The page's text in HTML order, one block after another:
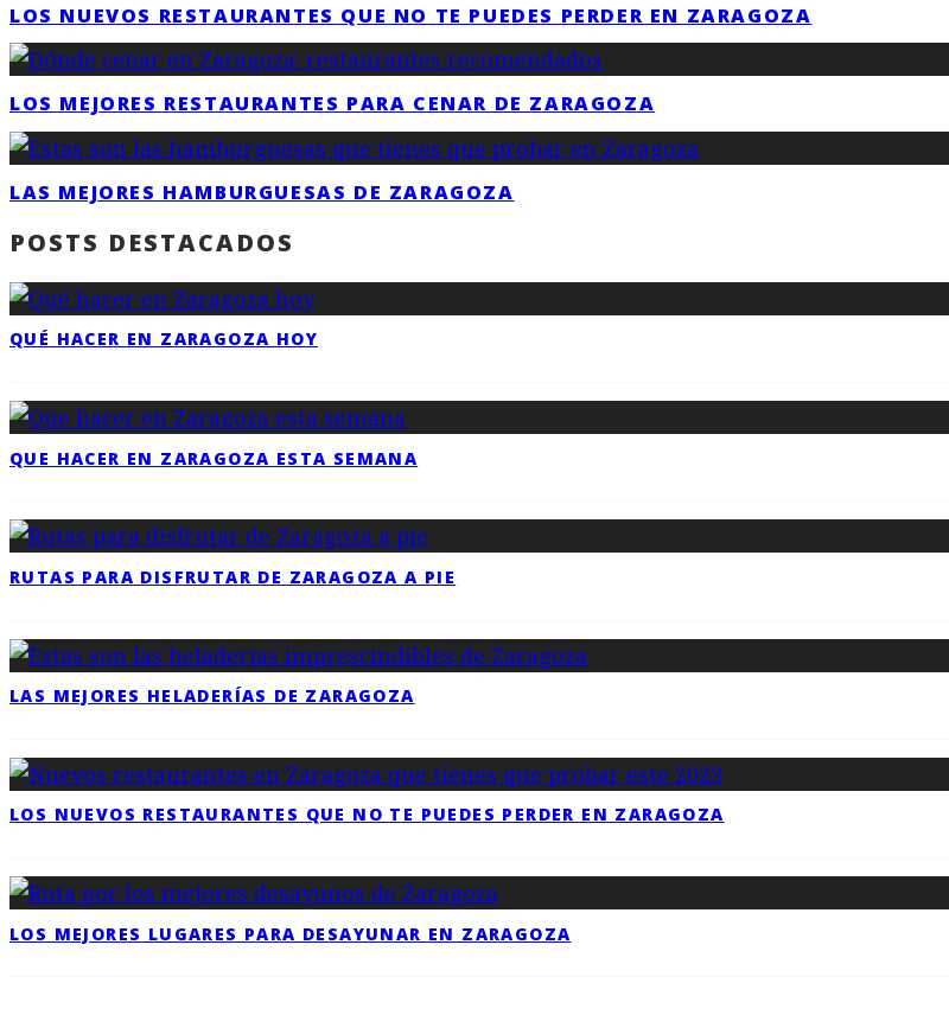
LOS NUEVOS RESTAURANTES QUE NO TE PUEDES PERDER EN ZARAGOZA
LOS MEJORES RESTAURANTES PARA CENAR DE ZARAGOZA
LAS MEJORES HAMBURGUESAS DE ZARAGOZA
POSTS DESTACADOS
QUÉ HACER EN ZARAGOZA HOY
QUE HACER EN ZARAGOZA ESTA SEMANA
RUTAS PARA DISFRUTAR DE ZARAGOZA A PIE
LAS MEJORES HELADERÍAS DE ZARAGOZA
LOS NUEVOS RESTAURANTES QUE NO TE PUEDES PERDER EN ZARAGOZA
LOS MEJORES LUGARES PARA DESAYUNAR EN ZARAGOZA